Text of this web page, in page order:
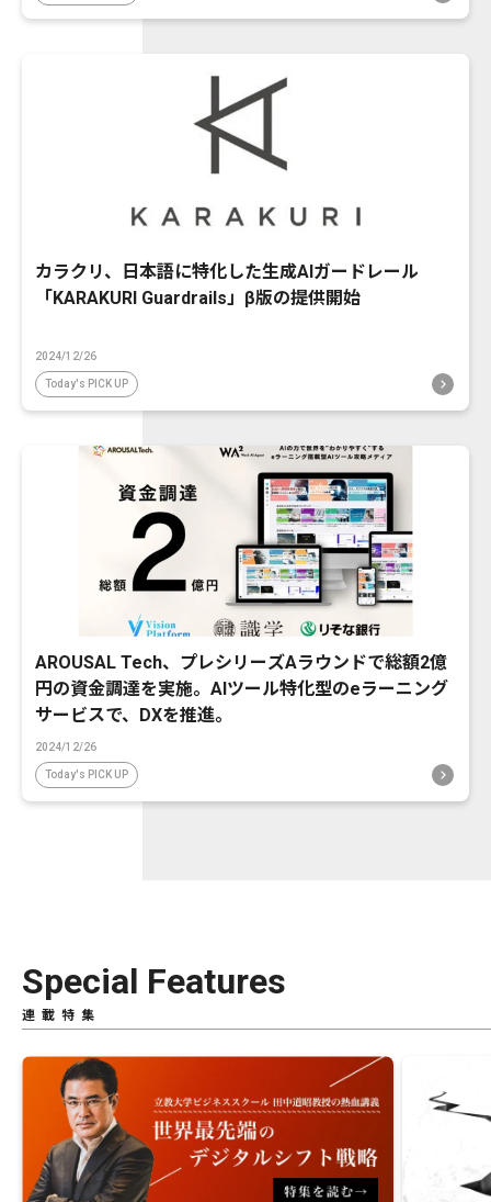
カラクリ、日本語に特化した生成AIガードレール
「KARAKURI Guardrails」β版の提供開始
2024/12/26
Today's PICK UP
AROUSAL Tech、プレシリーズAラウンドで総額2億
円の資金調達を実施。AIツール特化型のeラーニング
サービスで、DXを推進。
2024/12/26
Today's PICK UP
Special Features
連載特集